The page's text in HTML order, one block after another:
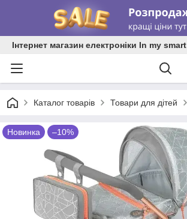
Інтернет магазин електроніки In my smart
Каталог товарів Товари для дітей
Новинка –10%